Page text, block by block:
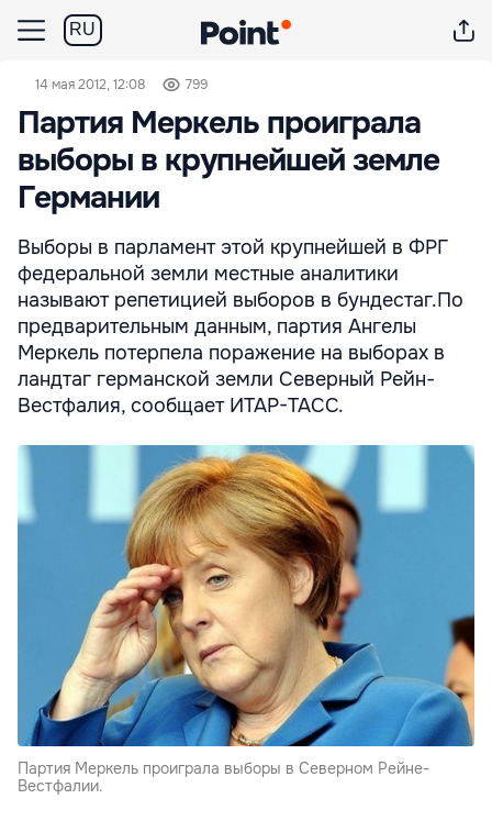
RU
14 мая 2012, 12:08 799
Партия Меркель проиграла
выборы в крупнейшей земле
Германии
Выборы в парламент этой крупнейшей в ФРГ
федеральной земли местные аналитики
называют репетицией выборов в бундестаг.По
предварительным данным, партия Ангелы
Меркель потерпела поражение на выборах в
ландтаг германской земли Северный Рейн-
Вестфалия, сообщает ИТАР-ТАСС.
Партия Меркель проиграла выборы в Северном Рейне-
Вестфалии.